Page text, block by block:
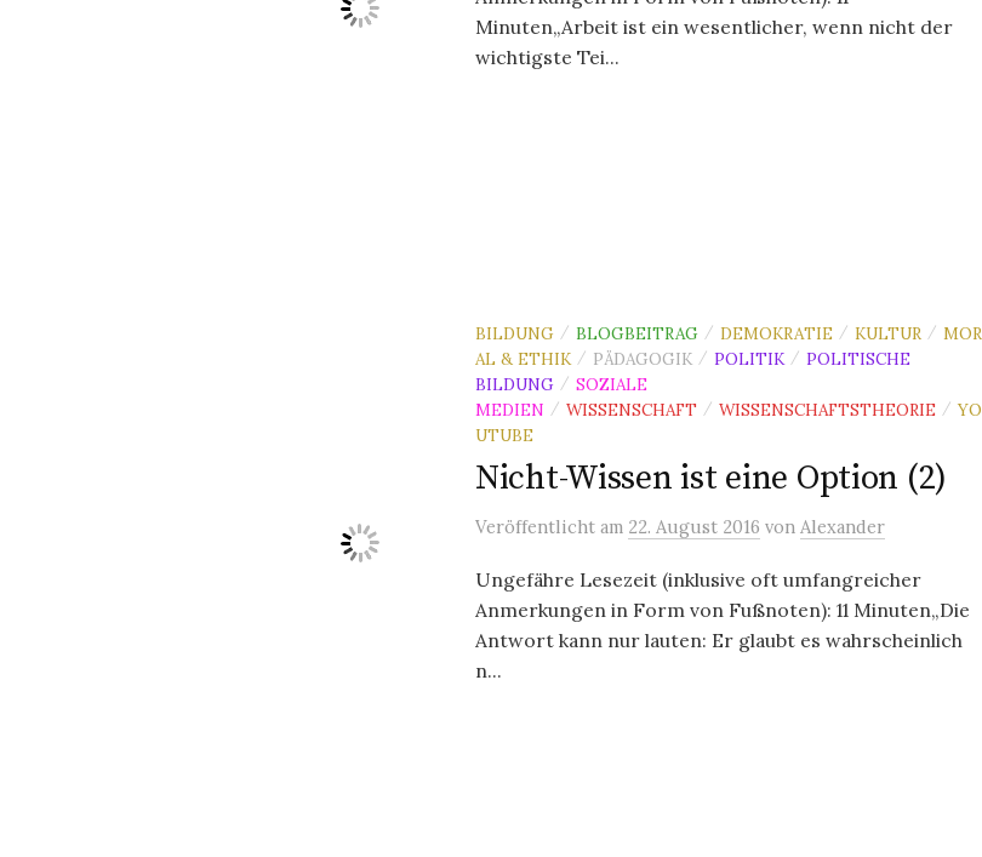
Minuten„Arbeit ist ein wesentlicher, wenn nicht der
wichtigste Tei...
BILDUNG / BLOGBEITRAG / DEMOKRATIE / KULTUR / MOR
AL & ETHIK / PÄDAGOGIK / POLITIK / POLITISCHE
BILDUNG / SOZIALE
MEDIEN / WISSENSCHAFT / WISSENSCHAFTSTHEORIE / YO
UTUBE
Nicht-Wissen ist eine Option (2)
Veröffentlicht am 22. August 2016 von Alexander
Ungefähre Lesezeit (inklusive oft umfangreicher
Anmerkungen in Form von Fußnoten): 11 Minuten„Die
Antwort kann nur lauten: Er glaubt es wahrscheinlich
n...